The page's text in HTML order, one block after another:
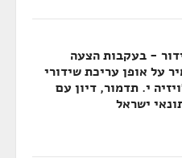
- בעקבות הצעה
על אופן עריכת שידורי
י. תדמור, דיון עם
ישראל